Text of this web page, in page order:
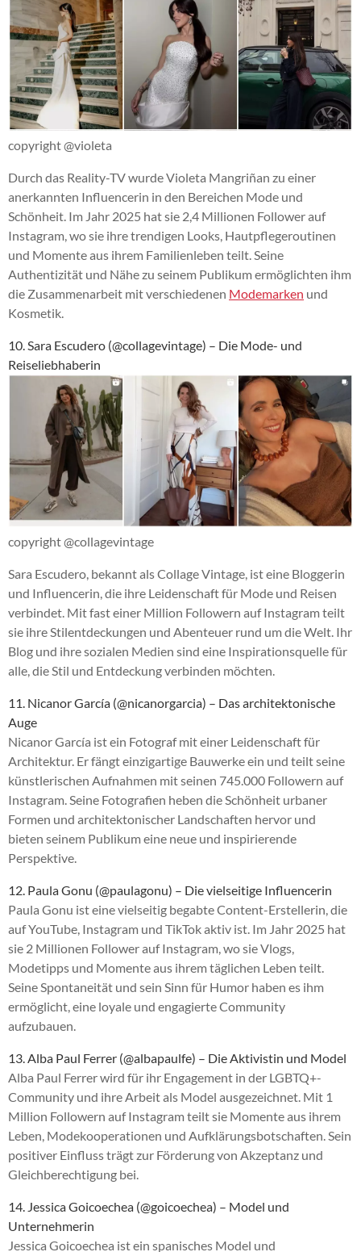
copyright @violeta
Durch das Reality-TV wurde Violeta Mangriñan zu einer
anerkannten Influencerin in den Bereichen Mode und
Schönheit. Im Jahr 2025 hat sie 2,4 Millionen Follower auf
Instagram, wo sie ihre trendigen Looks, Hautpflegeroutinen
und Momente aus ihrem Familienleben teilt. Seine
Authentizität und Nähe zu seinem Publikum ermöglichten ihm
die Zusammenarbeit mit verschiedenen Modemarken und
Kosmetik.
10. Sara Escudero (@collagevintage) – Die Mode- und
Reiseliebhaberin
copyright @collagevintage
Sara Escudero, bekannt als Collage Vintage, ist eine Bloggerin
und Influencerin, die ihre Leidenschaft für Mode und Reisen
verbindet. Mit fast einer Million Followern auf Instagram teilt
sie ihre Stilentdeckungen und Abenteuer rund um die Welt. Ihr
Blog und ihre sozialen Medien sind eine Inspirationsquelle für
alle, die Stil und Entdeckung verbinden möchten.
11. Nicanor García (@nicanorgarcia) – Das architektonische
Auge
Nicanor García ist ein Fotograf mit einer Leidenschaft für
Architektur. Er fängt einzigartige Bauwerke ein und teilt seine
künstlerischen Aufnahmen mit seinen 745.000 Followern auf
Instagram. Seine Fotografien heben die Schönheit urbaner
Formen und architektonischer Landschaften hervor und
bieten seinem Publikum eine neue und inspirierende
Perspektive.
12. Paula Gonu (@paulagonu) – Die vielseitige Influencerin
Paula Gonu ist eine vielseitig begabte Content-Erstellerin, die
auf YouTube, Instagram und TikTok aktiv ist. Im Jahr 2025 hat
sie 2 Millionen Follower auf Instagram, wo sie Vlogs,
Modetipps und Momente aus ihrem täglichen Leben teilt.
Seine Spontaneität und sein Sinn für Humor haben es ihm
ermöglicht, eine loyale und engagierte Community
aufzubauen.
13. Alba Paul Ferrer (@albapaulfe) – Die Aktivistin und Model
Alba Paul Ferrer wird für ihr Engagement in der LGBTQ+-
Community und ihre Arbeit als Model ausgezeichnet. Mit 1
Million Followern auf Instagram teilt sie Momente aus ihrem
Leben, Modekooperationen und Aufklärungsbotschaften. Sein
positiver Einfluss trägt zur Förderung von Akzeptanz und
Gleichberechtigung bei.
14. Jessica Goicoechea (@goicoechea) – Model und
Unternehmerin
Jessica Goicoechea ist ein spanisches Model und